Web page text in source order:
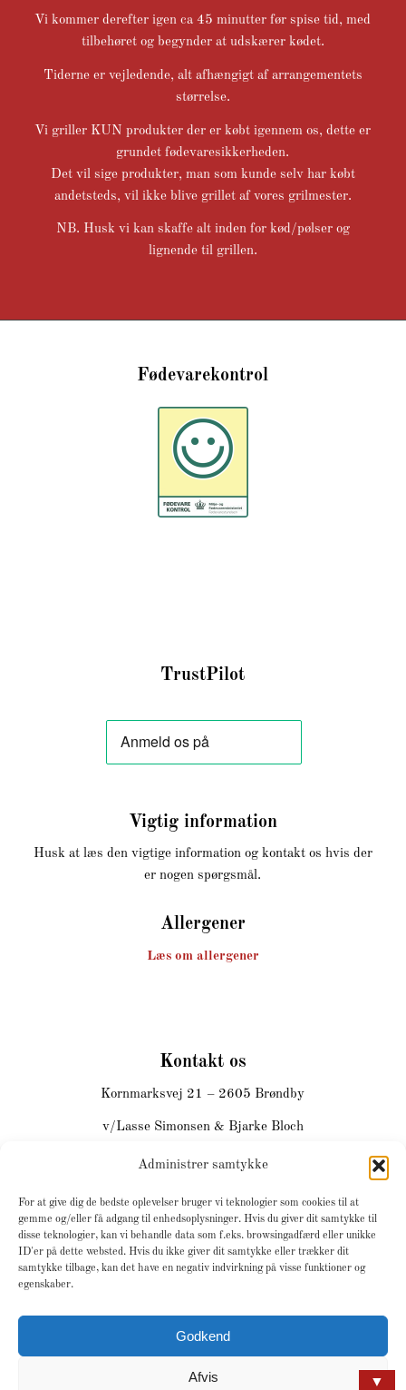
Administrer samtykke
For at give dig de bedste oplevelser bruger vi teknologier som cookies til at
gemme og/eller få adgang til enhedsoplysninger. Hvis du giver dit samtykke til
disse teknologier, kan vi behandle data som f.eks. browsingadfærd eller unikke
ID'er på dette websted. Hvis du ikke giver dit samtykke eller trækker dit
samtykke tilbage, kan det have en negativ indvirkning på visse funktioner og
egenskaber.
Godkend
Afvis
Vi kommer derefter igen ca 45 minutter før spise tid, med
tilbehøret og begynder at udskærer kødet.
Tiderne er vejledende, alt afhængigt af arrangementets
størrelse.
Vi griller KUN produkter der er købt igennem os, dette er
grundet fødevaresikkerheden.
Det vil sige produkter, man som kunde selv har købt
andetsteds, vil ikke blive grillet af vores grilmester.
NB. Husk vi kan skaffe alt inden for kød/pølser og
lignende til grillen.
Fødevarekontrol
TrustPilot
Vigtig information
Husk at læs den vigtige information og kontakt os hvis der
er nogen spørgsmål.
Allergener
Læs om allergener
Kontakt os
Kornmarksvej 21 – 2605 Brøndby
v/Lasse Simonsen & Bjarke Bloch
Email:info@slagterlasse.dk
DK-39310279
▼